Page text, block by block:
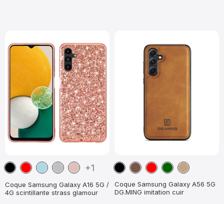
NoirRouge
BleuArgent
Or
+1
Coque Samsung Galaxy A16 5G /
4G scintillante strass glamour
NoirMarronRouge
VertMarron
Coque Samsung Galaxy A56 5G
DG.MING imitation cuir